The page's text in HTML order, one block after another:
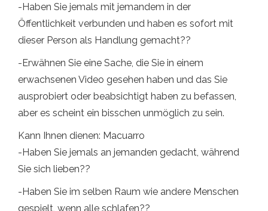
-Haben Sie jemals mit jemandem in der
Öffentlichkeit verbunden und haben es sofort mit
dieser Person als Handlung gemacht??
-Erwähnen Sie eine Sache, die Sie in einem
erwachsenen Video gesehen haben und das Sie
ausprobiert oder beabsichtigt haben zu befassen,
aber es scheint ein bisschen unmöglich zu sein.
Kann Ihnen dienen: Macuarro
-Haben Sie jemals an jemanden gedacht, während
Sie sich lieben??
-Haben Sie im selben Raum wie andere Menschen
gespielt, wenn alle schlafen??